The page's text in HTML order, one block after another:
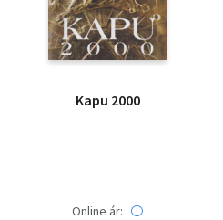
Kapu 2000
Online ár: